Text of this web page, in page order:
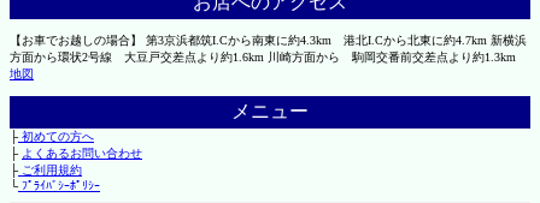
【お車でお越しの場合】 第3京浜都筑I.Cから南東に約4.3km 港北I.Cから北東に約4.7km 新横浜
方面から環状2号線 大豆戸交差点より約1.6km 川崎方面から 駒岡交番前交差点より約1.3km
地図
メニュー
├初めての方へ
├ よくあるお問い合わせ
├ご利用規約
└ﾌﾟﾗｲﾊﾞｼｰﾎﾟﾘｼｰ